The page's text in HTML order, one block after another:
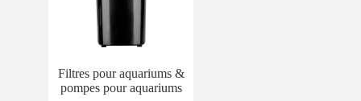
Filtres pour aquariums &
pompes pour aquariums